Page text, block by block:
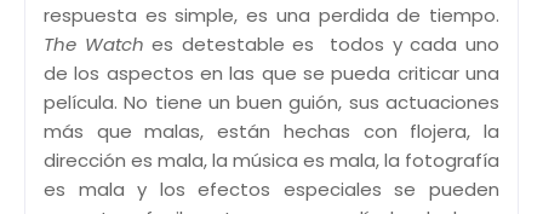
respuesta es simple, es una perdida de tiempo.
The Watch es detestable es todos y cada uno
de los aspectos en las que se pueda criticar una
película. No tiene un buen guión, sus actuaciones
más que malas, están hechas con flojera, la
dirección es mala, la música es mala, la fotografía
es mala y los efectos especiales se pueden